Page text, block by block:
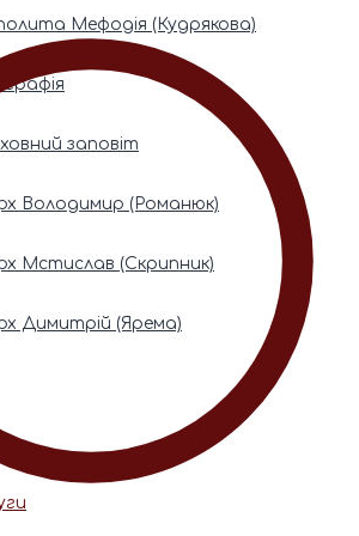
Мефодія (Кудрякова)
заповіт
Володимир (Романюк)
Мстислав (Скрипник)
Димитрій (Ярема)